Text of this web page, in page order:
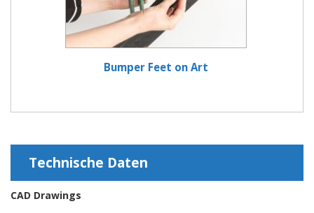
Bumper Feet on Art
Technische Daten
CAD Drawings